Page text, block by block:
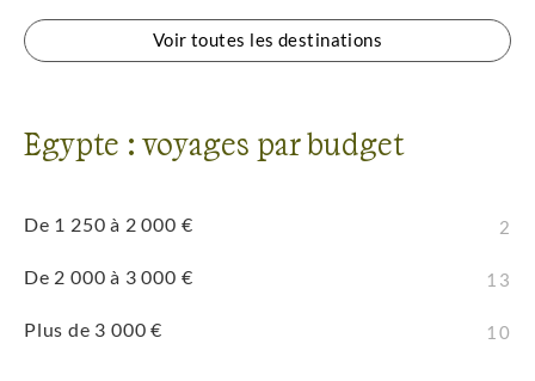
Voir toutes les destinations
Egypte : voyages par budget
De 1 250 à 2 000 € 2
De 2 000 à 3 000 € 13
Plus de 3 000 € 10